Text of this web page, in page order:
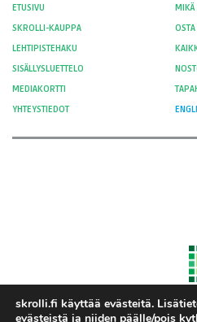
ETUSIVU
MIKÄ
SKROLLI-KAUPPA
LEHTIPISTEHAKU
SISÄLLYSLUETTELO
MEDIAKORTTI
YHTEYSTIEDOT
skrolli.fi käyttää evästeitä.
evästeistä ja niiden päälle/pois